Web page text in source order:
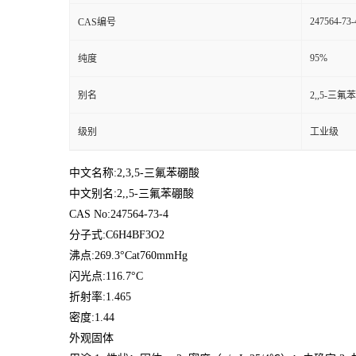
CAS编号 247564-73-
纯度 95%
别名 2,,5-三氟
级别 工业级
中文名称:2,3,5-三氟苯硼酸
中文别名:2,,5-三氟苯硼酸
CAS No:247564-73-4
分子式:C6H4BF3O2
沸点:269.3°Cat760mmHg
闪光点:116.7°C
折射率:1.465
密度:1.44
外观固体